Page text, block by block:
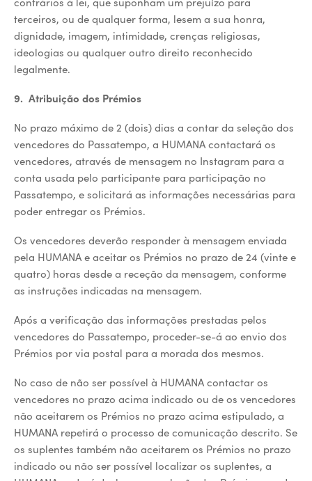
terceiros, ou de qualquer forma, lesem a sua honra,
dignidade, imagem, intimidade, crenças religiosas,
ideologias ou qualquer outro direito reconhecido
legalmente.
9. Atribuição dos Prémios
No prazo máximo de 2 (dois) dias a contar da seleção dos
vencedores do Passatempo, a HUMANA contactará os
vencedores, através de mensagem no Instagram para a
conta usada pelo participante para participação no
Passatempo, e solicitará as informações necessárias para
poder entregar os Prémios.
Os vencedores deverão responder à mensagem enviada
pela HUMANA e aceitar os Prémios no prazo de 24 (vinte e
quatro) horas desde a receção da mensagem, conforme
as instruções indicadas na mensagem.
Após a verificação das informações prestadas pelos
vencedores do Passatempo, proceder-se-á ao envio dos
Prémios por via postal para a morada dos mesmos.
No caso de não ser possível à HUMANA contactar os
vencedores no prazo acima indicado ou de os vencedores
não aceitarem os Prémios no prazo acima estipulado, a
HUMANA repetirá o processo de comunicação descrito. Se
os suplentes também não aceitarem os Prémios no prazo
indicado ou não ser possível localizar os suplentes, a